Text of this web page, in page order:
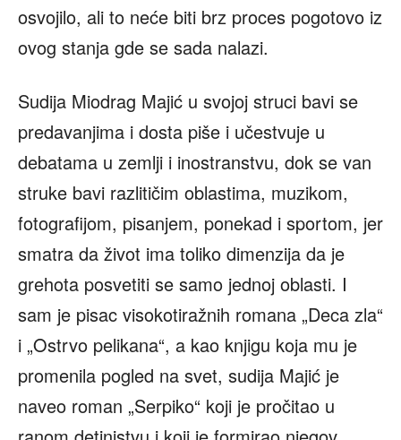
osvojilo, ali to neće biti brz proces pogotovo iz
ovog stanja gde se sada nalazi.
Sudija Miodrag Majić u svojoj struci bavi se
predavanjima i dosta piše i učestvuje u
debatama u zemlji i inostranstvu, dok se van
struke bavi razlitičim oblastima, muzikom,
fotografijom, pisanjem, ponekad i sportom, jer
smatra da život ima toliko dimenzija da je
grehota posvetiti se samo jednoj oblasti. I
sam je pisac visokotiražnih romana „Deca zla“
i „Ostrvo pelikana“, a kao knjigu koja mu je
promenila pogled na svet, sudija Majić je
naveo roman „Serpiko“ koji je pročitao u